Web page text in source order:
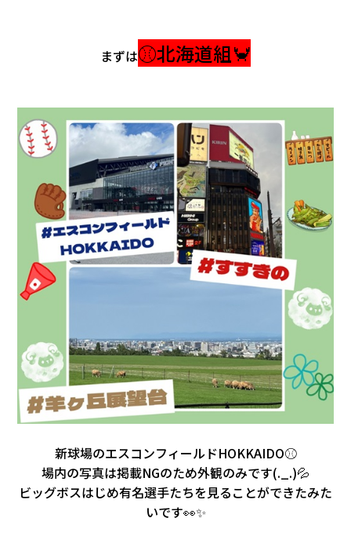
まずは⚾北海道組🦀
新球場のエスコンフィールドHOKKAIDO⚾
場内の写真は掲載NGのため外観のみです(._.)💦
ビッグボスはじめ有名選手たちを見ることができたみた
いです👀✨